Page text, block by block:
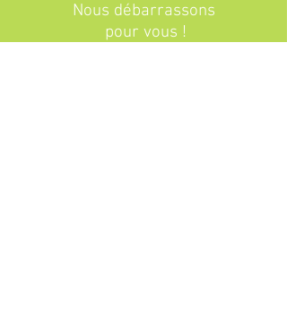
Nous débarrassons
pour vous !